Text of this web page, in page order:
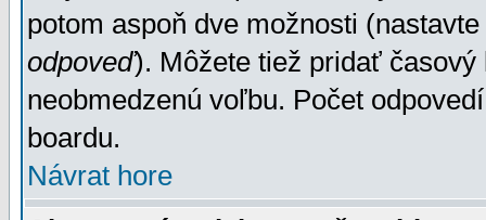
potom aspoň dve možnosti
odpoveď). Môžete tiež pridať
neobmedzenú voľbu. Počet
boardu.
Návrat hore